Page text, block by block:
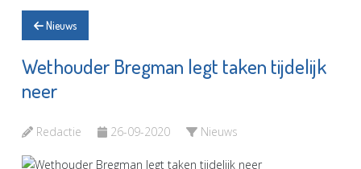
Nieuws
Wethouder Bregman legt taken tijdelijk
neer
Redactie 26-09-2020 Nieuws